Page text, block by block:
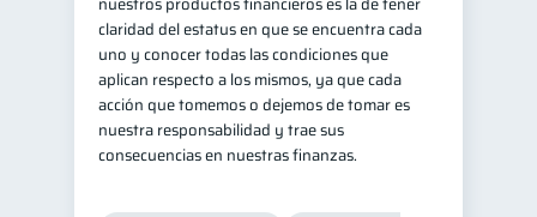
Gasto responsable 1
información financiera 1
claridad del estatus en que se encuentra cada
uno y conocer todas las condiciones que
aplican respecto a los mismos, ya que cada
acción que tomemos o dejemos de tomar es
nuestra responsabilidad y trae sus
consecuencias en nuestras finanzas.